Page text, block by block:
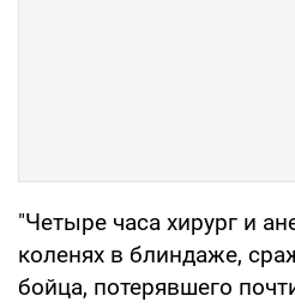
"Четыре часа хирург и
коленях в блиндаже,
бойца, потерявшего